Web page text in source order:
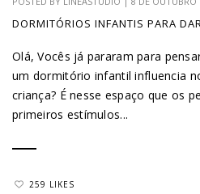
DORMITÓRIOS INFANTIS PARA
Olá, Vocês já pararam para
um dormitório infantil influencia
criança? É nesse espaço que os
primeiros estímulos...
259 LIKES